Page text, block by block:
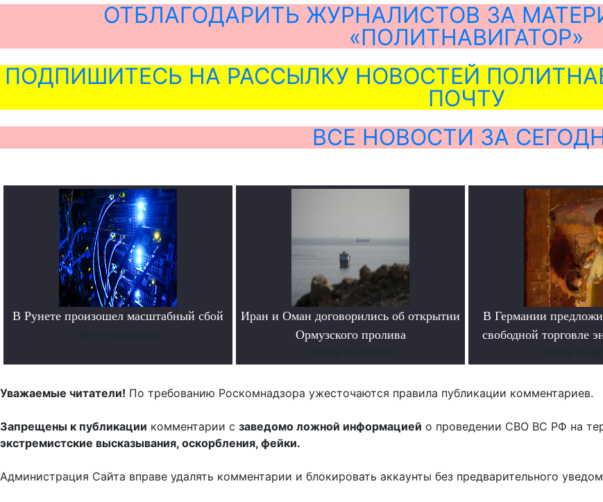
ОТБЛАГОДАРИТЬ ЖУРНАЛИСТОВ ЗА
«ПОЛИТНАВИГАТОР»
ПОДПИШИТЕСЬ НА РАССЫЛКУ НОВОСТЕЙ
ПОЧТУ
ВСЕ НОВОСТИ ЗА
В Рунете произошел масштабный сбой
Иран и Оман договорились об открытии
Ормузского пролива
В Германии
свободной торговле
Уважаемые читатели! По требованию Роскомнадзора ужесточаются правила публикации комментариев.
Запрещены к публикации комментарии с заведомо ложной информацией о проведении СВО ВС РФ на
экстремистские высказывания, оскорбления, фейки.
Администрация Сайта вправе удалять комментарии и блокировать аккаунты без предварительного